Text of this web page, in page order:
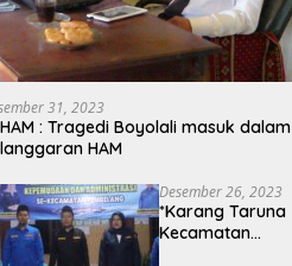
31, 2023
: Tragedi Boyolali masuk dalam
HAM
Desember 26, 2023
*Karang Taruna
Kecamatan